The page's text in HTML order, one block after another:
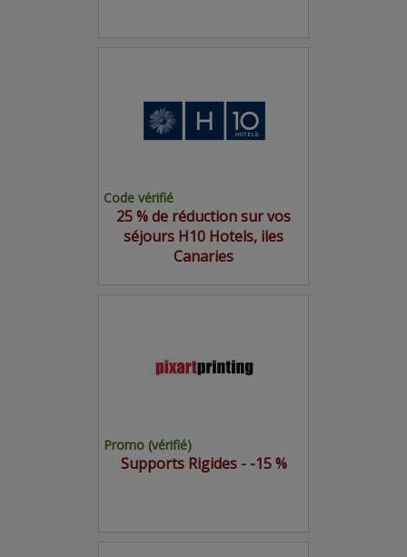
Code vérifié
25 % de réduction sur vos
séjours H10 Hotels, iles
Canaries
Promo (vérifié)
Supports Rigides - -15 %